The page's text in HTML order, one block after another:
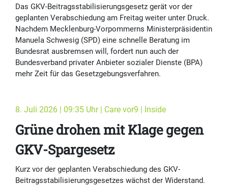
Das GKV-Beitragsstabilisierungsgesetz gerät vor der
geplanten Verabschiedung am Freitag weiter unter Druck.
Nachdem Mecklenburg-Vorpommerns Ministerpräsidentin
Manuela Schwesig (SPD) eine schnelle Beratung im
Bundesrat ausbremsen will, fordert nun auch der
Bundesverband privater Anbieter sozialer Dienste (BPA)
mehr Zeit für das Gesetzgebungsverfahren.
8. Juli 2026 | 09:35 Uhr | Care vor9 | Inside
Grüne drohen mit Klage gegen
GKV-Spargesetz
Kurz vor der geplanten Verabschiedung des GKV-
Beitragsstabilisierungsgesetzes wächst der Widerstand.